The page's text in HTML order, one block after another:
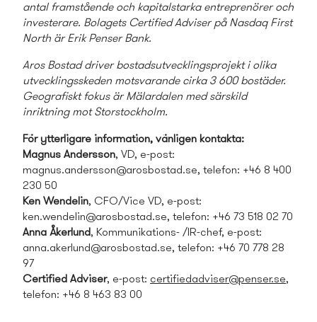
antal framstående och kapitalstarka entreprenörer och
investerare. Bolagets Certified Adviser på Nasdaq First
North är Erik Penser Bank.
Aros Bostad driver bostads­utvecklings­projekt i olika
utvecklings­skeden motsvarande cirka 3 600 bostäder.
Geografiskt fokus är Mälardalen med särskild
inriktning mot Storstockholm.
För ytterligare information, vänligen kontakta:
Magnus Andersson, VD, e-post:
magnus.andersson@arosbostad.se, telefon: +46 8 400
230 50
Ken Wendelin, CFO/Vice VD, e-post:
ken.wendelin@arosbostad.se, telefon: +46 73 518 02 70
Anna Åkerlund, Kommunikations- /IR-chef, e-post:
anna.akerlund@arosbostad.se, telefon: +46 70 778 28
97
Certified Adviser, e-post: certifiedadviser@penser.se,
telefon: +46 8 463 83 00